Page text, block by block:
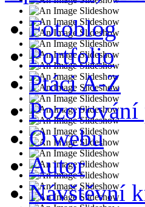
Fotoblog
Portfolio
Ptáci A-Z
Pozorování
O webu
Autor
Návštěvní